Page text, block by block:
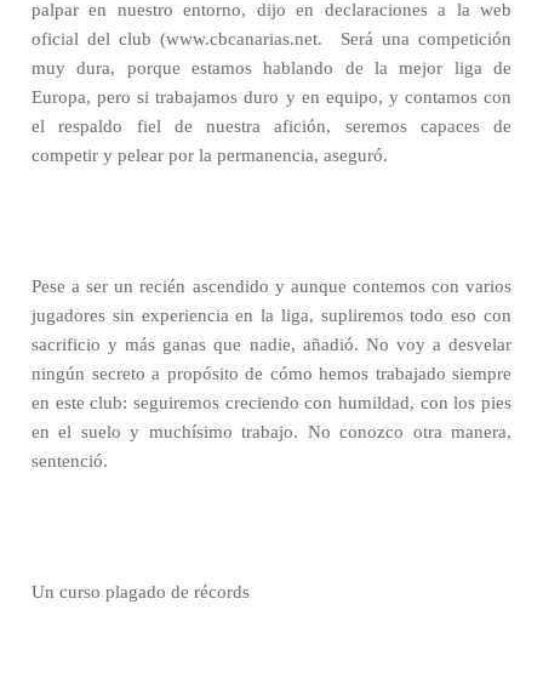
palpar en nuestro entorno, dijo en declaraciones a la web
oficial del club (www.cbcanarias.net.
Será una competición
muy dura, porque estamos hablando de la mejor liga de
Europa, pero si trabajamos duro y en equipo, y contamos con
el respaldo fiel de nuestra afición, seremos capaces de
competir y pelear por la permanencia, aseguró.
Pese a ser un recién ascendido y aunque contemos con varios
jugadores sin experiencia en la liga, supliremos todo eso con
sacrificio y más ganas que nadie, añadió. No voy a desvelar
ningún secreto a propósito de cómo hemos trabajado siempre
en este club: seguiremos creciendo con humildad, con los pies
en el suelo y muchísimo trabajo. No conozco otra manera,
sentenció.
Un curso plagado de récords